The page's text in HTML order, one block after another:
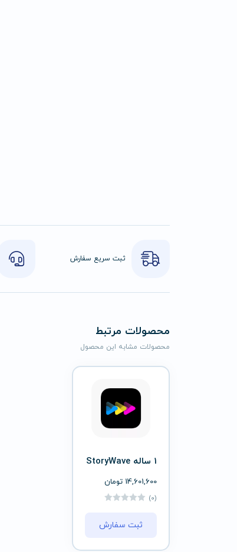
ثبت سریع سفارش
محصولات مرتبط
محصولات مشابه این محصول
1 ساله StoryWave
14,601,600 تومان
(0)
ثبت سفارش